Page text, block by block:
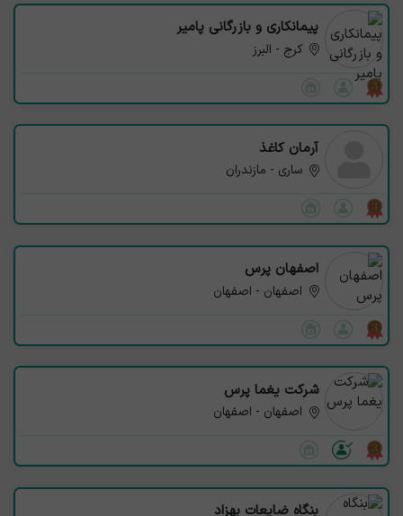
پیمانکاری و بازرگانی پامیر
کرج - البرز
آرمان کاغذ
ساری - مازندران
اصفهان پرس
اصفهان - اصفهان
شرکت یغما پرس
اصفهان - اصفهان
بنگاه ضایعات بهزاد